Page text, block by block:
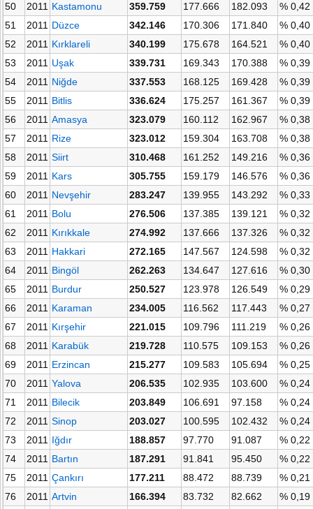
50
2011 Kastamonu 359.759 177.666 182.093
% 0,42
51
2011 Düzce 342.146 170.306 171.840
% 0,40
52
2011 Kırklareli 340.199 175.678 164.521
% 0,40
53
2011 Uşak 339.731 169.343 170.388
% 0,39
54
2011 Niğde 337.553 168.125 169.428
% 0,39
55
2011 Bitlis 336.624 175.257 161.367
% 0,39
56
2011 Amasya 323.079 160.112 162.967
% 0,38
57
2011 Rize 323.012 159.304 163.708
% 0,38
58
2011 Siirt 310.468 161.252 149.216
% 0,36
59
2011 Kars 305.755 159.179 146.576
% 0,36
60
2011 Nevşehir 283.247 139.955 143.292
% 0,33
61
2011 Bolu 276.506 137.385 139.121
% 0,32
62
2011 Kırıkkale 274.992 137.666 137.326
% 0,32
63
2011 Hakkari 272.165 147.567 124.598
% 0,32
64
2011 Bingöl 262.263 134.647 127.616
% 0,30
65
2011 Burdur 250.527 123.978 126.549
% 0,29
66
2011 Karaman 234.005 116.562 117.443
% 0,27
67
2011 Kırşehir 221.015 109.796 111.219
% 0,26
68
2011 Karabük 219.728 110.575 109.153
% 0,26
69
2011 Erzincan 215.277 109.583 105.694
% 0,25
70
2011 Yalova 206.535 102.935 103.600
% 0,24
71
2011 Bilecik 203.849 106.691 97.158
% 0,24
72
2011 Sinop 203.027 100.595 102.432
% 0,24
73
2011 Iğdır 188.857 97.770 91.087
% 0,22
74
2011 Bartın 187.291 91.841 95.450
% 0,22
75
2011 Çankırı 177.211 88.472 88.739
% 0,21
76
2011 Artvin 166.394 83.732 82.662
% 0,19